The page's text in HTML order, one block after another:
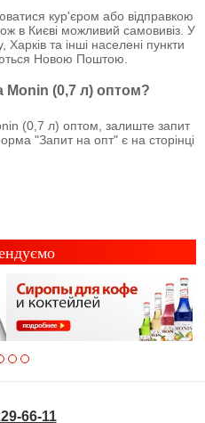
кур'єром або відправкою
в Києві можливий самовивіз. У
та інші населені пункти
Новою Поштою.
(0,7 л) оптом?
(0,7 л) оптом, залиште запит
"Запит на опт" є на сторінці
66-11